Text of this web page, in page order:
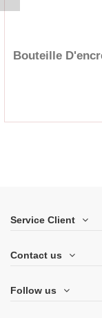
Bouteille
Service Client
Contact us
Follow us